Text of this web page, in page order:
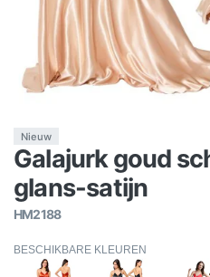
Nieuw
Galajurk goud
glans-satijn
HM2188
BESCHIKBARE KLEUREN